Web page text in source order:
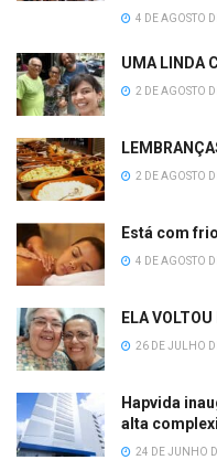
4 DE AGOSTO
UMA LINDA
2 DE AGOSTO
2 DE AGOSTO
Está com
4 DE AGOSTO
ELA VOLTOU
26 DE JULHO
Hapvida
alta
24 DE JUNHO